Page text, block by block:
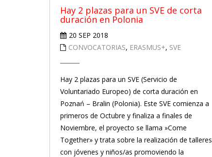
Hay 2 plazas para un SVE de corta
duración en Polonia
20 SEP 2018
CONVOCATORIAS, ERASMUS+, SVE
Hay 2 plazas para un SVE (Servicio de
Voluntariado Europeo) de corta duración en
Poznań – Bralin (Polonia). Este SVE comienza a
primeros de Octubre y finaliza a finales de
Noviembre, el proyecto se llama »Come
Together» y trata sobre la realización de talleres
con jóvenes y niños/as promoviendo la